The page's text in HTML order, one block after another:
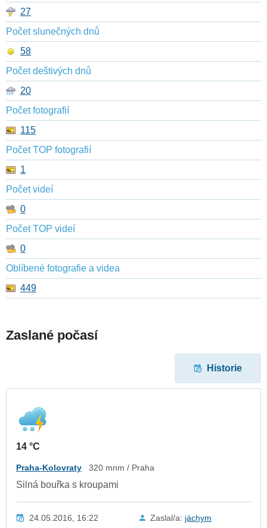
27
Počet slunečných dnů
58
Počet deštivých dnů
20
Počet fotografií
115
Počet TOP fotografií
1
Počet videí
0
Počet TOP videí
0
Oblíbené fotografie a videa
449
Zaslané počasí
Historie
14 °C
Praha-Kolovraty 320 mnm / Praha
Silná bouřka s kroupami
24.05.2016, 16:22 Zaslal/a: jáchym